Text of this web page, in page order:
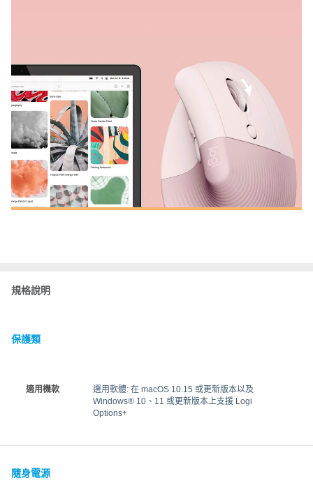
規格說明
保護類
適用機款
選用軟體: 在 macOS 10.15 或更新版本以及
Windows® 10、11 或更新版本上支援 Logi
Options+
隨身電源